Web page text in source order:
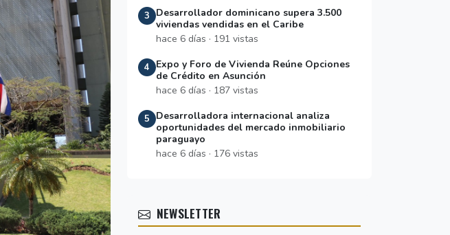
3
Desarrollador dominicano supera 3.500
viviendas vendidas en el Caribe
hace 6 días · 191 vistas
4
Expo y Foro de Vivienda Reúne Opciones
de Crédito en Asunción
hace 6 días · 187 vistas
5
Desarrolladora internacional analiza
oportunidades del mercado inmobiliario
paraguayo
hace 6 días · 176 vistas
NEWSLETTER